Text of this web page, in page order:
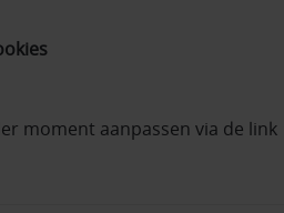
moment aanpassen via de link